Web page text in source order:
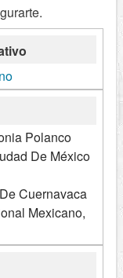
Polanco
De México
Cuernavaca
Mexicano,